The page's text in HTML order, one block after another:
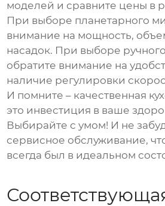
моделей и сравните цены в
При выборе планетарного
внимание на мощность,
насадок. При выборе
обратите внимание на
наличие регулировки
И помните – качественная
это инвестиция в ваше
Выбирайте с умом! И не
сервисное обслуживание,
всегда был в идеальном